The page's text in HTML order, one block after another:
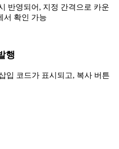
반영되어, 지정 간격으로 카운
서 확인 가능
행
입 코드가 표시되고, 복사 버튼